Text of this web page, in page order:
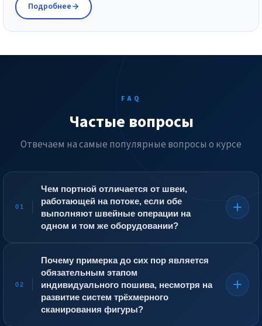
Подробнее
FAQ
Частые вопросы
Отвечаем на самые популярные вопросы о курсе
01
Чем портной отличается от швеи,
работающей на потоке, если обе
выполняют швейные операции на
одном и том же оборудовании?
стачивает боковые швы, втачивает рукав,
обмётывает срезы. Она работает по готовым
проверенным лекалам и не встречается с фигурой
заказчика. Портной же ведёт изделие от раскроя до
сдачи клиенту, корректируя посадку на примерках. Он
снимает мерки, адаптирует базовую конструкцию под
02
Почему примерка до сих пор является
обязательным этапом
индивидуального пошива, несмотря на
развитие систем трёхмерного
сканирования фигуры?